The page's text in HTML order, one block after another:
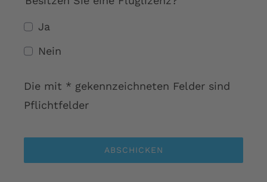
Ja
Nein
Die mit * gekennzeichneten Felder sind
Pflichtfelder
ABSCHICKEN